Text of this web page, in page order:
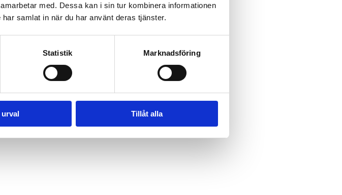
med. Dessa kan i sin tur kombinera informationen
samlat in när du har använt deras tjänster.
Statistik Marknadsföring
Tillåt alla